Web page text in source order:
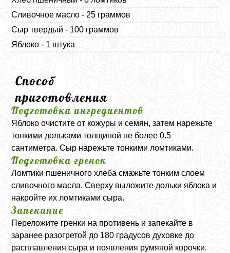
Сливочное масло - 25 граммов
Сыр твердый - 100 граммов
Яблоко - 1 штука
Способ
приготовления
Подготовка ингредиентов
Яблоко очистите от кожуры и семян, затем нарежьте
тонкими дольками толщиной не более 0.5
сантиметра. Сыр нарежьте тонкими ломтиками.
Подготовка гренок
Ломтики пшеничного хлеба смажьте тонким слоем
сливочного масла. Сверху выложите дольки яблока и
накройте их ломтиками сыра.
Запекание
Переложите гренки на противень и запекайте в
заранее разогретой до 180 градусов духовке до
расплавления сыра и появления румяной корочки.